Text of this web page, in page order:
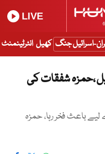
LIVE
اسرائیل جنگ کھیل انٹرٹینمنٹ
،حمزہ شفقات کی
باعث فخر رہا، حمزہ